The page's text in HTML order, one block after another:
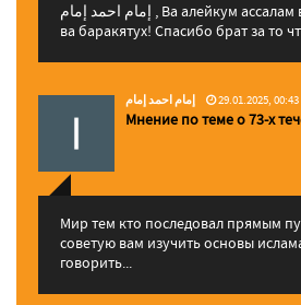
إمام احمد إمام , Ва алейкум ассалам ва рахматуЛлахи
ва баракятух! Спасибо брат за то
إمام احمد إمام 29.01.2025, 00:43
Мнение по теме о 73-х
Мир тем кто последовал прямым
советую вам изучить основы
говорить...